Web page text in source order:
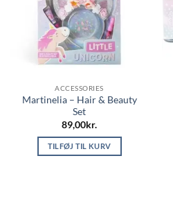
ACCESSORIES
Martinelia – Hair & Beauty
Set
89,00kr.
TILFØJ TIL KURV